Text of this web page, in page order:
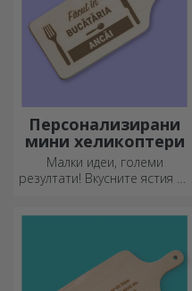
Персонализирани
мини хеликоптери
Малки идеи, големи
резултати! Вкусните ястия се